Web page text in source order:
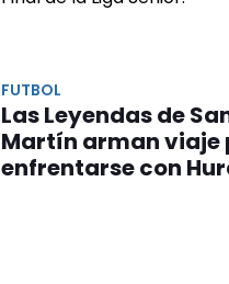
FUTBOL
Las Leyendas de
Martín arman viaje
enfrentarse con